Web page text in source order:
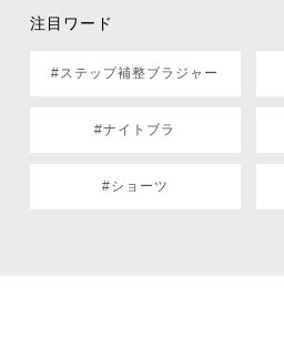
注目ワード
#ステップ補整ブラジャー
#ナイトブラ
#ショーツ